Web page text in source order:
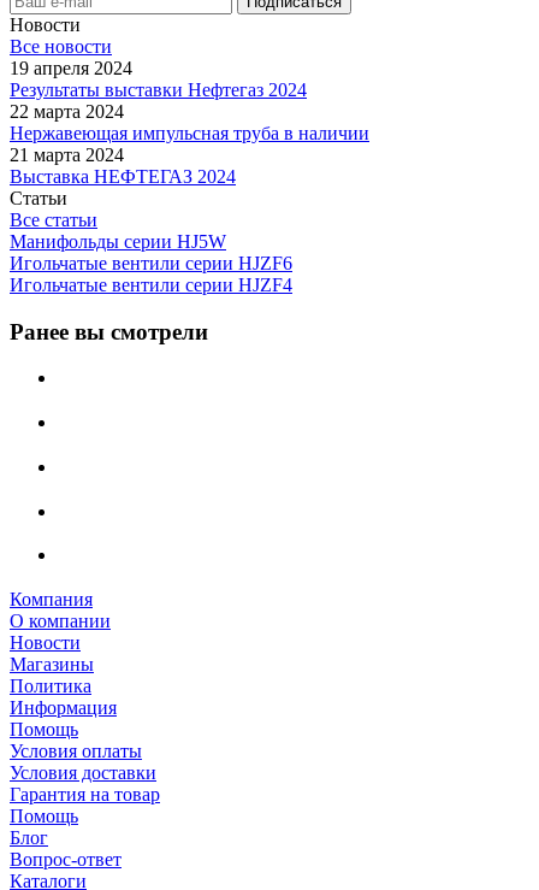
Новости
Все новости
19 апреля 2024
Результаты выставки Нефтегаз 2024
22 марта 2024
Нержавеющая импульсная труба в наличии
21 марта 2024
Выставка НЕФТЕГАЗ 2024
Статьи
Все статьи
Манифольды серии HJ5W
Игольчатые вентили серии HJZF6
Игольчатые вентили серии HJZF4
Ранее вы смотрели
Компания
О компании
Новости
Магазины
Политика
Информация
Помощь
Условия оплаты
Условия доставки
Гарантия на товар
Помощь
Блог
Вопрос-ответ
Каталоги